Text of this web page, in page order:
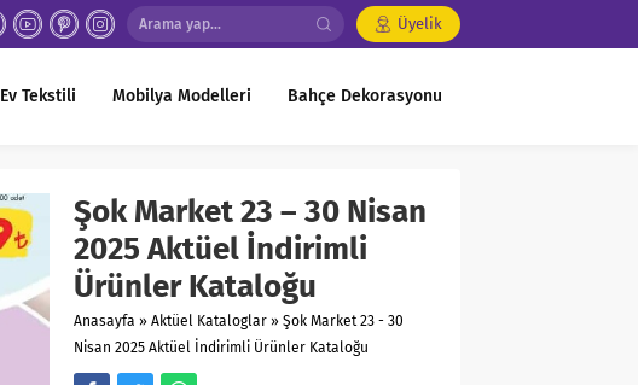
Üyelik
Ev Tekstili Mobilya Modelleri Bahçe Dekorasyonu
Şok Market 23 – 30 Nisan
2025 Aktüel İndirimli
Ürünler Kataloğu
Anasayfa » Aktüel Kataloglar » Şok Market 23 - 30
Nisan 2025 Aktüel İndirimli Ürünler Kataloğu